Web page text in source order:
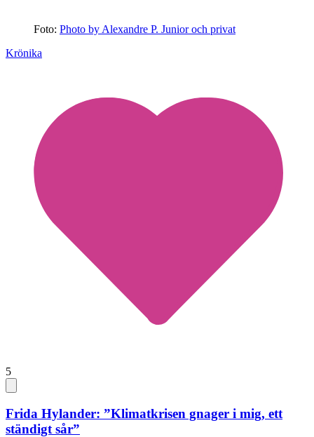
Foto: Photo by Alexandre P. Junior och privat
Krönika
5
Frida Hylander: ”Klimatkrisen gnager i mig, ett
ständigt sår”